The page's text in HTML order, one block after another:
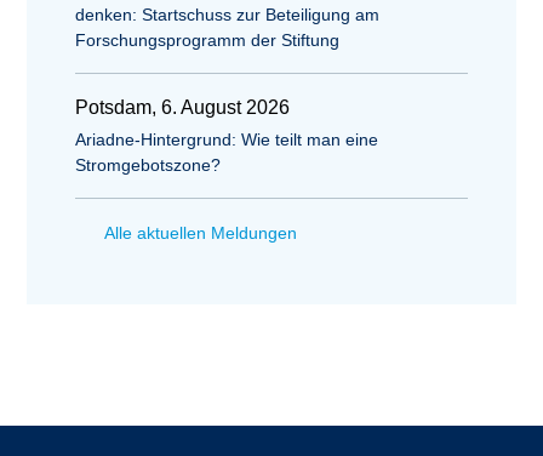
denken: Startschuss zur Beteiligung am
Forschungsprogramm der Stiftung
Potsdam, 6. August 2026
Ariadne-Hintergrund: Wie teilt man eine
Stromgebotszone?
Alle aktuellen Meldungen